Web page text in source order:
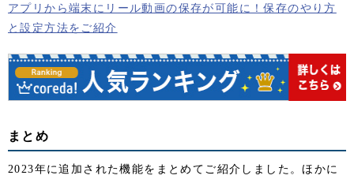
アプリから端末にリール動画の保存が可能に！保存のやり方
と設定方法をご紹介
まとめ
2023年に追加された機能をまとめてご紹介しました。ほかに